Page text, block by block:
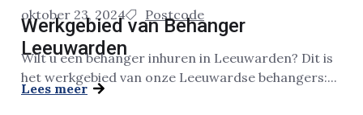
oktober 23, 2024 Postcode
Werkgebied van Behanger
Leeuwarden
Wilt u een behanger inhuren in Leeuwarden? Dit is
het werkgebied van onze Leeuwardse behangers:...
Lees meer